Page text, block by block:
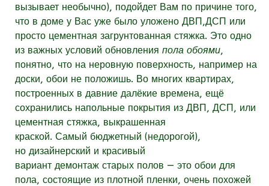
вызывает необычно), подойдет Вам по причине того,
что в доме у Вас уже было уложено ДВП,ДСП или
просто цементная загрунтованная стяжка. Это одно
из важных условий обновления пола обоями,
понятно, что на неровную поверхность, например на
доски, обои не положишь. Во многих квартирах,
построенных в давние далёкие времена, ещё
сохранились напольные покрытия из ДВП, ДСП, или
цементная стяжка, выкрашенная
краской. Самый бюджетный (недорогой),
но дизайнерский и красивый
вариант демонтаж старых полов — это обои для
пола, состоящие из плотной пленки, очень похожей